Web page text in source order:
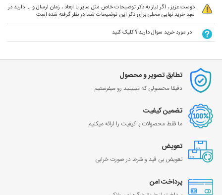
دوست عزیز ، اگر نیاز به ذکر توضیحات خاص مثل سایز یا ابعاد ، زمان ارسال و ... دارید در
سبد خرید نهایی محلی برای ذکر این توضیحات شما در نظر گرفته شده است
در مورد خرید سوال دارید ؟ کلیک کنید
تطابق تصویر و محصول
دقیقا محصولی که میبینید رو میفرستیم
تضمین کیفیت
ما فقط محصولات با کیفیت را ارائه میکنیم
تعویض
تعویض بی قید و شرط در صورت خرابی
پرداخت امن